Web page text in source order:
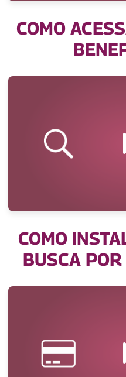
COMO
COMO
BUSCA